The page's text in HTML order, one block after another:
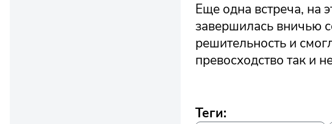
Еще одна встреча, на
завершилась вничью
решительность и
превосходство так и
Теги: